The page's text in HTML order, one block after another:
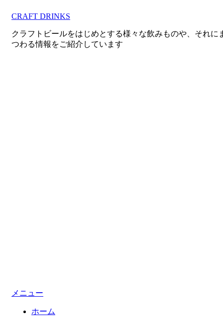
CRAFT DRINKS
クラフトビールをはじめとする様々な飲みものや、それに
つわる情報をご紹介しています
メニュー
ホーム